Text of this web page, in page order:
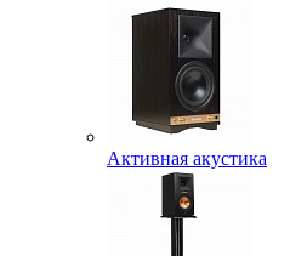
Активная акустика